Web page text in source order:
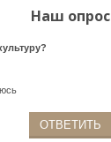
Наш опрос